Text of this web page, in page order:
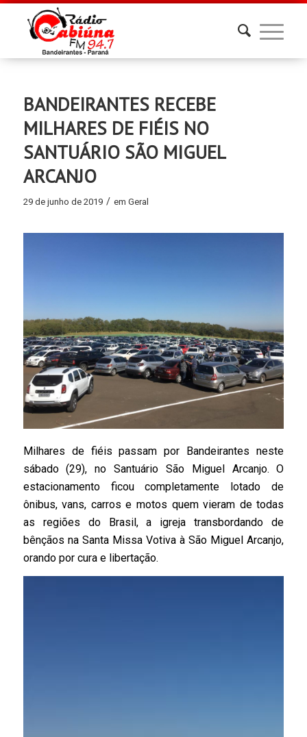
BANDEIRANTES RECEBE
MILHARES DE FIÉIS NO
SANTUÁRIO SÃO MIGUEL
ARCANJO
29 de junho de 2019 / em Geral
Milhares de fiéis passam por Bandeirantes neste
sábado (29), no Santuário São Miguel Arcanjo. O
estacionamento ficou completamente lotado de
ônibus, vans, carros e motos quem vieram de todas
as regiões do Brasil, a igreja transbordando de
bênçãos na Santa Missa Votiva à São Miguel Arcanjo,
orando por cura e libertação.